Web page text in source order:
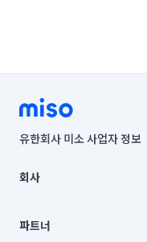
유한회사 미소 사업자 정보
00019 |
주소 | 본사: 서울특별시 종
컨택센터 : 서울특별시 종로
회사
채용
파트너